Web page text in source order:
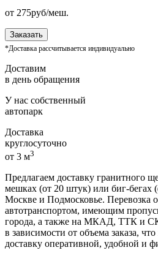
от 275руб/меш.
Заказать
*Доставка рассчитывается индивидуально
Доставим
в день обращения
У нас собственный
автопарк
Доставка
круглосуточно
от 3 м3
Предлагаем доставку гранитного
мешках (от 20 штук) или биг-бегах
Москве и Подмосковье. Перевозка
автотранспортом, имеющим
города, а также на МКАД, ТТК и
в зависимости от объема заказа, что
доставку оперативной, удобной и